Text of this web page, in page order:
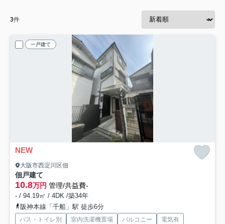
3件
一戸建て
NEW
大阪市西淀川区佃
佃戸建て
10.8万円 管理/共益費-
- / 94.19㎡ / 4DK /築34年
阪神本線「千船」駅 徒歩6分
バス・トイレ別 室内洗濯機置場 バルコニー
電気有